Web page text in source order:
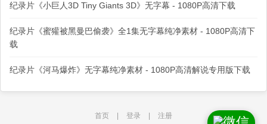
纪录片《小巨人3D Tiny Giants 3D》无字幕 - 1080P高清下载
纪录片《蜜獾被黑曼巴偷袭》全1集无字幕纯净素材 - 1080P高清下
载
纪录片《河马爆炸》无字幕纯净素材 - 1080P高清解说专用版下载
首页 登录 注册